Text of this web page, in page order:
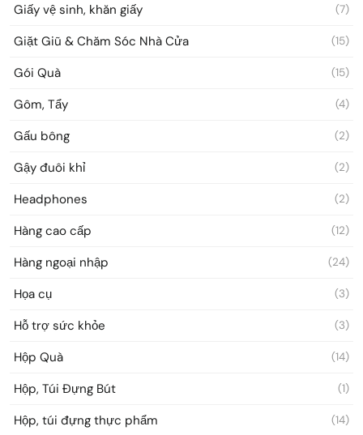
Giấy vệ sinh, khăn giấy (7)
Giặt Giũ & Chăm Sóc Nhà Cửa (15)
Gói Quà (15)
Gôm, Tẩy (4)
Gấu bông (2)
Gậy đuôi khỉ (2)
Headphones (2)
Hàng cao cấp (12)
Hàng ngoại nhập (24)
Họa cụ (3)
Hỗ trợ sức khỏe (3)
Hộp Quà (14)
Hộp, Túi Đựng Bút (1)
Hộp, túi đựng thực phẩm (14)